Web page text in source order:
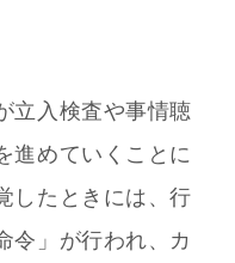
立入検査や事情聴
進めていくことに
したときには、行
令」が行われ、カ